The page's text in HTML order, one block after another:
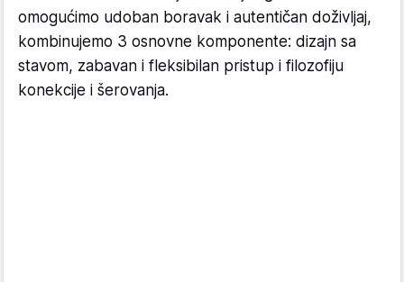
omogućimo udoban boravak i autentičan doživljaj,
kombinujemo 3 osnovne komponente: dizajn sa
stavom, zabavan i fleksibilan pristup i filozofiju
konekcije i šerovanja.